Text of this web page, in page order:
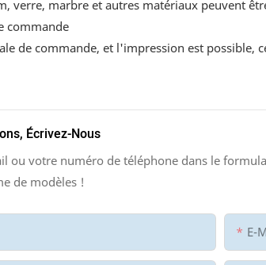
verre, marbre et autres matériaux peuvent
commande
de commande, et l'impression est possible,
Écrivez-Nous
ou votre numéro de téléphone dans le
de modèles !
E-